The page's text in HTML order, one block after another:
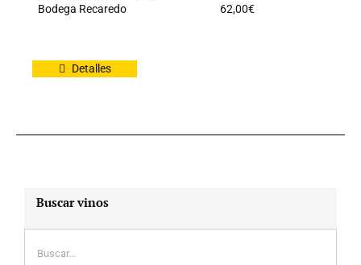
Bodega Recaredo 62,00€
Detalles
Buscar vinos